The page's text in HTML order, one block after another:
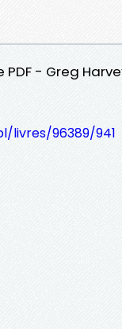
- Greg
livres/96389/941